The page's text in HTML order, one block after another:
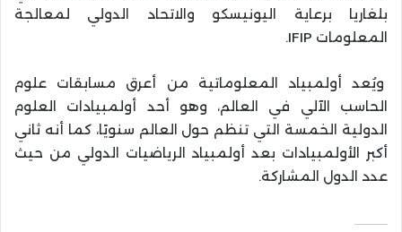
بلغاريا برعاية اليونيسكو والاتحاد الدولي لمعالجة
المعلومات IFIP.
ويُعد أولمبياد المعلوماتية من أعرق مسابقات علوم
الحاسب الآلي في العالم، وهو أحد أولمبيادات العلوم
الدولية الخمسة التي تنظم حول العالم سنويًا، كما أنه ثاني
أكبر الأولمبيادات بعد أولمبياد الرياضيات الدولي من حيث
عدد الدول المشاركة.